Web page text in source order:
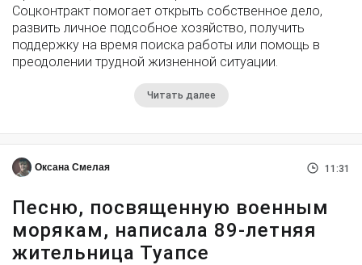
Соцконтракт помогает открыть собственное дело,
развить личное подсобное хозяйство, получить
поддержку на время поиска работы или помощь в
преодолении трудной жизненной ситуации.
Читать далее
Оксана Смелая 11:31
Песню, посвященную военным
морякам, написала 89-летняя
жительница Туапсе